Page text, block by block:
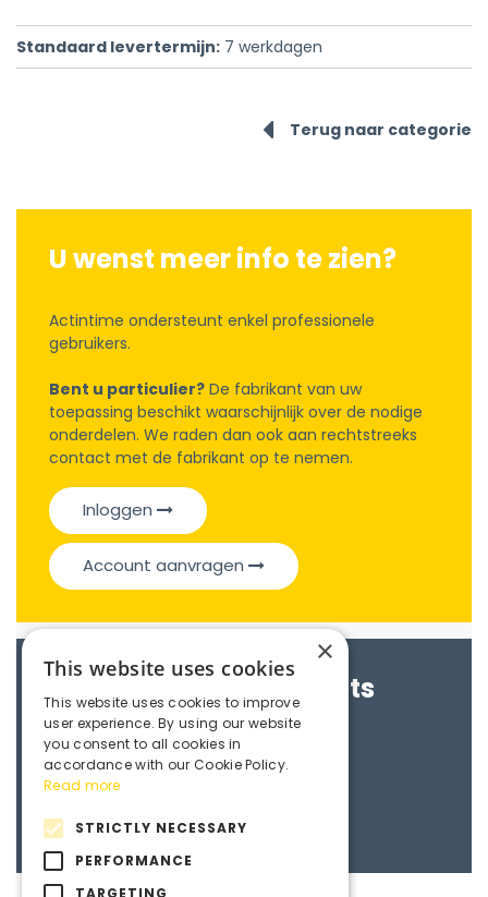
Standaard levertermijn: 7 werkdagen
Terug naar categorie
U wenst meer info te zien?
Actintime ondersteunt enkel professionele
gebruikers.
Bent u particulier? De fabrikant van uw
toepassing beschikt waarschijnlijk over de nodige
onderdelen. We raden dan ook aan rechtstreeks
contact met de fabrikant op te nemen.
Inloggen
Account aanvragen
Brochures & Datasheets
Maedler e-catalogue
3D File
×
This website uses cookies
This website uses cookies to improve
user experience. By using our website
you consent to all cookies in
accordance with our Cookie Policy.
Read more
STRICTLY NECESSARY
PERFORMANCE
TARGETING